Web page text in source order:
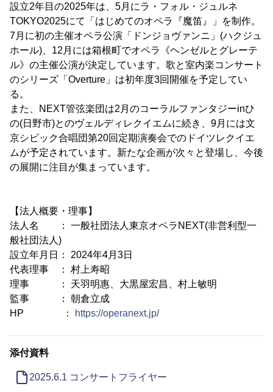
設立2年目の2025年は、5月にラ・フォル・ジュルネ
TOKYO2025にて「はじめてのオペラ『魔笛』」を制作。
7月に初の主催オペラ公演「ドンジョヴァンニ」(ハクジュ
ホール)、12月には箱根町でオペラ《ヘンゼルとグレーテ
ル》の主催公演が決定しています。歌と室内楽コンサート
のシリーズ「Overture」は初年度3回開催を予定してい
る。
また、NEXT管弦楽団は2月のコーラルファンタジーinひ
の(日野市)とのヴェルディレクイエムに続き、9月には文
京シビック合唱団第20回定期演奏会でのドイツレクイエ
ムが予定されています。新たな企画が次々と登場し、今後
の展開に注目が集まっています。
【法人概要・理事】
法人名 ： 一般社団法人東京オペラNEXT(非営利型一
般社団法人)
設立年月日： 2024年4月3日
代表理事 ： 村上寿昭
理事 ： 天羽明惠、大黒屋宏昌、村上敏明
監事 ： 朝倉立成
HP ：
https://operanext.jp/
添付資料
2025.6.1 コンサートフライヤー